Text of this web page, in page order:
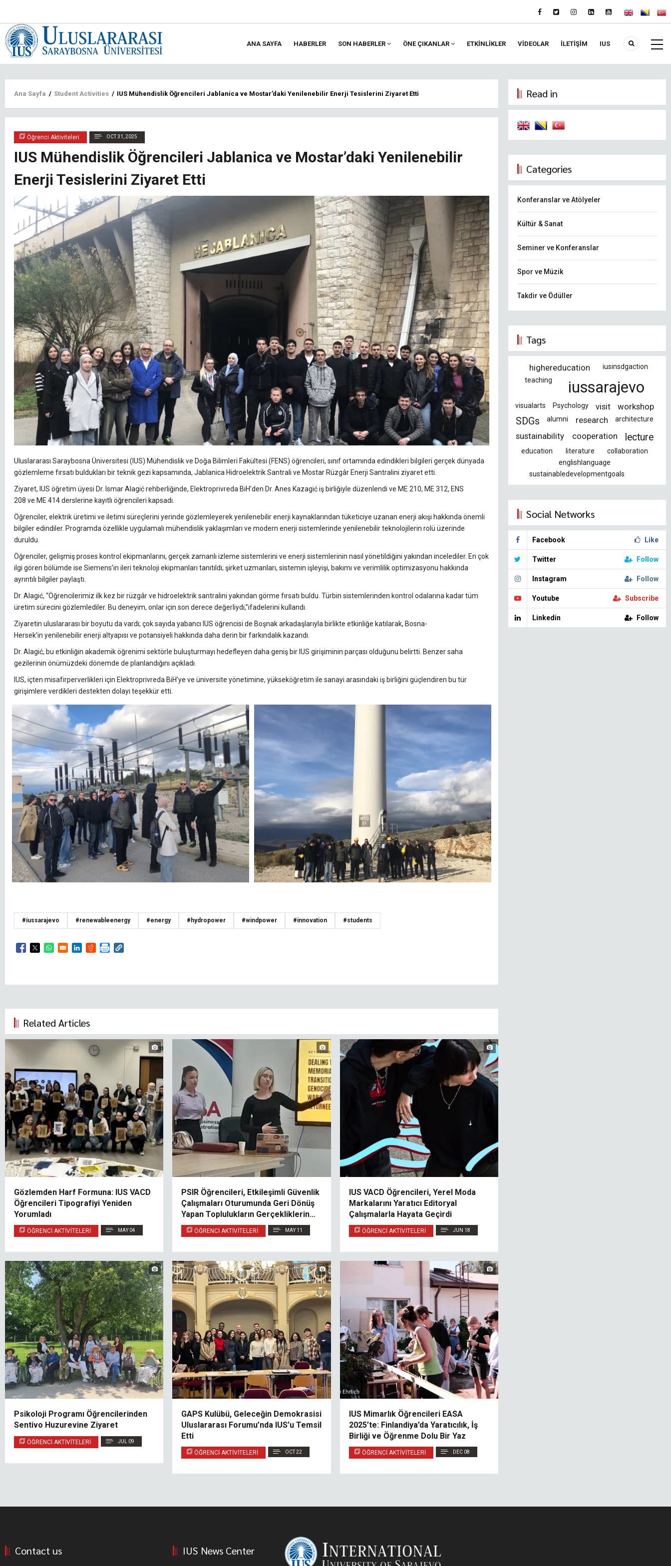
ANA SAYFA HABERLER SON HABERLER ÖNE ÇIKANLAR ETKİNLİKLER VIDEOLAR İLETİŞİM IUS
Sayfa
yolu
Ana Sayfa / Student Activities / IUS Mühendislik Öğrencileri Jablanica ve Mostar’daki Yenilenebilir Enerji Tesislerini Ziyaret Etti
Öğrenci Aktiviteleri OCT 31, 2025
IUS Mühendislik Öğrencileri Jablanica ve Mostar’daki Yenilenebilir
Enerji Tesislerini Ziyaret Etti
Uluslararası Saraybosna Üniversitesi (IUS) Mühendislik ve Doğa Bilimleri Fakültesi (FENS) öğrencileri, sınıf ortamında edindikleri bilgileri gerçek dünyada
gözlemleme fırsatı buldukları bir teknik gezi kapsamında, Jablanica Hidroelektrik Santrali ve Mostar Rüzgâr Enerji Santralini ziyaret etti.
Ziyaret, IUS öğretim üyesi Dr. Ismar Alagić rehberliğinde, Elektroprivreda BiH’den Dr. Anes Kazagić iş birliğiyle düzenlendi ve ME 210, ME 312, ENS
208 ve ME 414 derslerine kayıtlı öğrencileri kapsadı.
Öğrenciler, elektrik üretimi ve iletimi süreçlerini yerinde gözlemleyerek yenilenebilir enerji kaynaklarından tüketiciye uzanan enerji akışı hakkında önemli
bilgiler edindiler. Programda özellikle uygulamalı mühendislik yaklaşımları ve modern enerji sistemlerinde yenilenebilir teknolojilerin rolü üzerinde
duruldu.
Öğrenciler, gelişmiş proses kontrol ekipmanlarını, gerçek zamanlı izleme sistemlerini ve enerji sistemlerinin nasıl yönetildiğini yakından incelediler. En çok
ilgi gören bölümde ise Siemens’in ileri teknoloji ekipmanları tanıtıldı; şirket uzmanları, sistemin işleyişi, bakımı ve verimlilik optimizasyonu hakkında
ayrıntılı bilgiler paylaştı.
Dr. Alagić, “Öğrencilerimiz ilk kez bir rüzgâr ve hidroelektrik santralini yakından görme fırsatı buldu. Türbin sistemlerinden kontrol odalarına kadar tüm
üretim sürecini gözlemlediler. Bu deneyim, onlar için son derece değerliydi,”ifadelerini kullandı.
Ziyaretin uluslararası bir boyutu da vardı; çok sayıda yabancı IUS öğrencisi de Boşnak arkadaşlarıyla birlikte etkinliğe katılarak, Bosna-
Hersek’in yenilenebilir enerji altyapısı ve potansiyeli hakkında daha derin bir farkındalık kazandı.
Dr. Alagić, bu etkinliğin akademik öğrenimi sektörle buluşturmayı hedefleyen daha geniş bir IUS girişiminin parçası olduğunu belirtti. Benzer saha
gezilerinin önümüzdeki dönemde de planlandığını açıkladı.
IUS, içten misafirperverlikleri için Elektroprivreda BiH’ye ve üniversite yönetimine, yükseköğretim ile sanayi arasındaki iş birliğini güçlendiren bu tür
girişimlere verdikleri destekten dolayı teşekkür etti.
#iussarajevo #renewableenergy #energy #hydropower #windpower #innovation #students
Opens in a new window
Opens in a new window
Opens in a new window
Opens in a new window
Opens in a new window
Related Articles
Gözlemden Harf Formuna: IUS VACD
Öğrencileri Tipografiyi Yeniden
Yorumladı
ÖĞRENCI AKTIVITELERI MAY 04
PSIR Öğrencileri, Etkileşimli Güvenlik
Çalışmaları Oturumunda Geri Dönüş
Yapan Toplulukların Gerçekliklerini
İnceledi
ÖĞRENCI AKTIVITELERI MAY 11
IUS VACD Öğrencileri, Yerel Moda
Markalarını Yaratıcı Editoryal
Çalışmalarla Hayata Geçirdi
ÖĞRENCI AKTIVITELERI JUN 18
Psikoloji Programı Öğrencilerinden
Sentivo Huzurevine Ziyaret
ÖĞRENCI AKTIVITELERI JUL 09
GAPS Kulübü, Geleceğin Demokrasisi
Uluslararası Forumu’nda IUS’u Temsil
Etti
ÖĞRENCI AKTIVITELERI OCT 22
IUS Mimarlık Öğrencileri EASA
2025’te: Finlandiya’da Yaratıcılık, İş
Birliği ve Öğrenme Dolu Bir Yaz
ÖĞRENCI AKTIVITELERI DEC 08
Read in
Categories
Konferanslar ve Atölyeler
Kültür & Sanat
Seminer ve Konferanslar
Spor ve Müzik
Takdir ve Ödüller
Tags
highereducation
iusinsdgaction
teaching
iussarajevo
visualarts Psychology visit workshop
SDGs alumni research architecture
sustainability cooperation lecture
education literature
collaboration
englishlanguage
sustainabledevelopmentgoals
Social Networks
Facebook Like
Twitter Follow
Instagram Follow
Youtube Subscribe
Linkedin Follow
Contact us IUS News Center